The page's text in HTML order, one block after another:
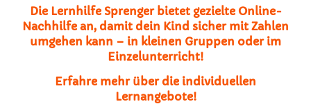
Die Lernhilfe Sprenger bietet gezielte Online-
Nachhilfe an, damit dein Kind sicher mit Zahlen
umgehen kann – in kleinen Gruppen oder im
Einzelunterricht!
Erfahre mehr über die individuellen
Lernangebote!